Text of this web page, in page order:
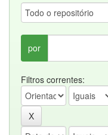
por
Filtros correntes: